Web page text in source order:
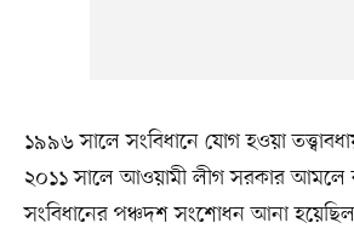
১৯৯৬ সালে সংবিধানে যোগ হওয়া
২০১১ সালে আওয়ামী লীগ সরকার আমলে
সংবিধানের পঞ্চদশ সংশোধন আনা